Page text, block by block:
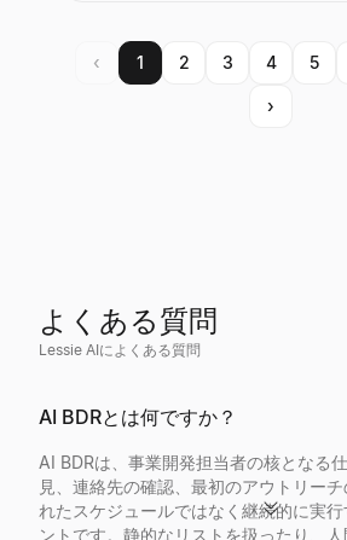
‹ 1 2 3 4 5
›
よくある質問
Lessie AIによくある質問
AI BDRとは何ですか？
AI BDRは、事業開発担当者の核となる
見、連絡先の確認、最初のアウトリー
れたスケジュールではなく継続的に実
ントです。静的なリストを扱ったり、